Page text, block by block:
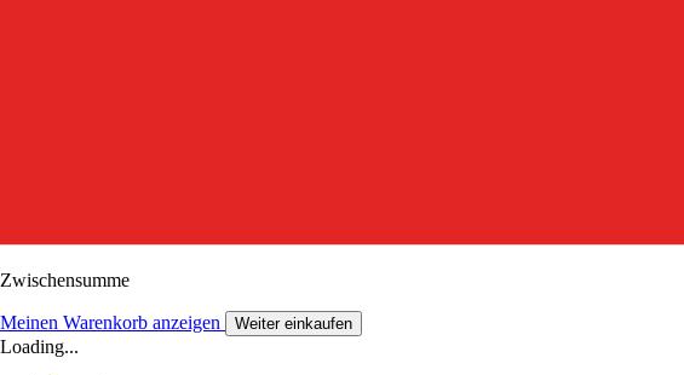
Zwischensumme
Meinen Warenkorb anzeigen Weiter einkaufen
Loading...